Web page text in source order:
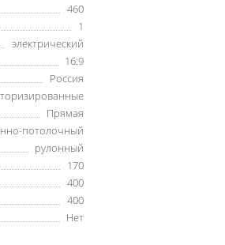
460
1
электрический
16:9
Россия
Прямая
потолочный
рулонный
170
400
400
Нет